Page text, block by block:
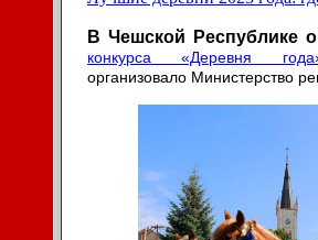
В Чешской Республике
конкурса «Деревня
организовало Министерство